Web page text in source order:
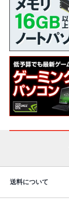
送料について